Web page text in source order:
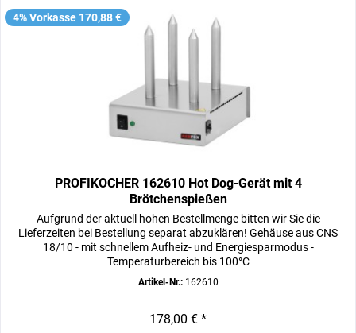
4% Vorkasse 170,88 €
PROFIKOCHER 162610 Hot Dog-Gerät mit 4
Brötchenspießen
Aufgrund der aktuell hohen Bestellmenge bitten wir Sie die
Lieferzeiten bei Bestellung separat abzuklären! Gehäuse aus CNS
18/10 - mit schnellem Aufheiz- und Energiesparmodus -
Temperaturbereich bis 100°C
Artikel-Nr.:162610
178,00 € *